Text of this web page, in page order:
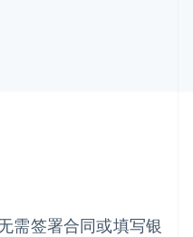
需签署合同或填写银